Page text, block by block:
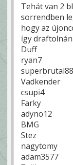
Tehát van 2
sorrendben
hogy az
így
Duff
ryan7
superbrutal88
Vadkender
csupi4
Farky
adyno12
BMG
Stez
nagytomy
adam3577